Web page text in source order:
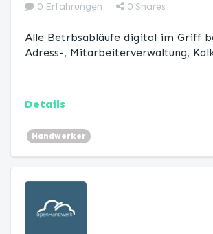
0 Erfahrungen 0 Shares
Alle Betrbsabläufe digital im Griff
Adress-, Mitarbeiterverwaltung,
Details
Handwerker